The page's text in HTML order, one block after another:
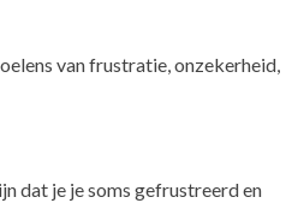
van frustratie, onzekerheid,
dat je je soms gefrustreerd en